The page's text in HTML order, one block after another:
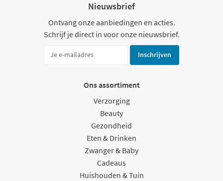
Nieuwsbrief
Ontvang onze aanbiedingen en acties.
Schrijf je direct in voor onze nieuwsbrief.
Inschrijven
Ons assortiment
Verzorging
Beauty
Gezondheid
Eten & Drinken
Zwanger & Baby
Cadeaus
Huishouden & Tuin